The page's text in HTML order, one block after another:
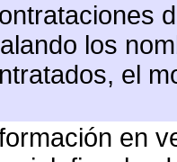
los
el
en